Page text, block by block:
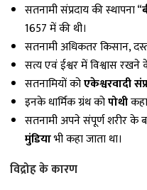
सतनामी संप्रदाय की स्थापना “
1657 में की थी।
सतनामी अधिकतर किसान,
सत्य एवं ईश्वर में विश्वास
सतनामियों कोएकेश्वरवादी
इनके धार्मिक ग्रंथ कोपोथी
सतनामी अपने संपूर्ण शरीर के
मुंडियाभी कहा जाता था।
विद्रोह के कारण